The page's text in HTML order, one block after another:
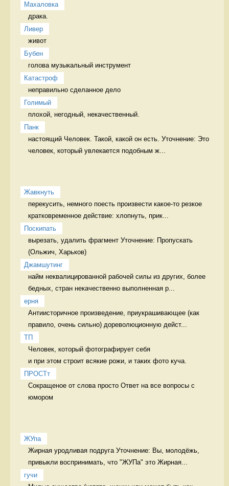
Махаловка
драка.
Ливер
живот
Бубен
голова музыкальный инструмент
Катастроф
неправильно сделанное дело
Голимый
плохой, негодный, некачественный.
Панк
настоящий Человек. Такой, какой он есть. Уточнение: Это
человек, который увлекается подобным ж...
Жавкнуть
перекусить, немного поесть произвести какое-то резкое
кратковременное действие: хлопнуть, прик...
Поскипать
вырезать, удалить фрагмент Уточнение: Пропускать
Джамшутинг
найм неквалицированной рабочей силы из других, более
бедных, стран некачественно выполненная р...
ерня
Антиисторичное произведение, приукрашивающее (как
правило, очень сильно) дореволюционную дейст...
ТП
Человек, который фотографирует себя
и при этом строит всякие рожи, и таких фото куча.
ПРОСТт
Сокращеное от слова просто Ответ на все вопросы с
юмором
ЖУпа
Жирная уродливая подруга Уточнение: Вы, молодёжь,
привыкли воспринимать, что "ЖУПа" это Жирная...
гучи